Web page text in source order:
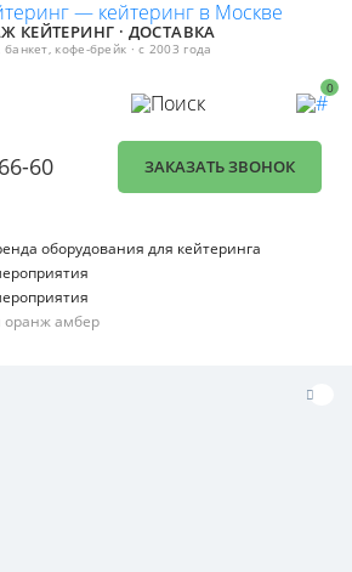
КЕЙТЕРИНГ · ДОСТАВКА
кофе-брейк · с 2003 года
0
60 ЗАКАЗАТЬ ЗВОНОК
оборудования для кейтеринга
оранж амбер